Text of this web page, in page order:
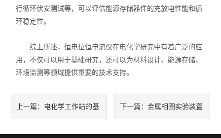
行循环伏安测试等，可以评估能源存储器件的充放电性能和循
环稳定性。
综上所述，恒电位恒电流仪在电化学研究中有着广泛的应
用，不仅可以用于基础研究，还可以为材料设计、能源存储、
环境监测等领域提供重要的技术支持。
上一篇： 电化学工作站的基 下一篇： 金属相图实验装置